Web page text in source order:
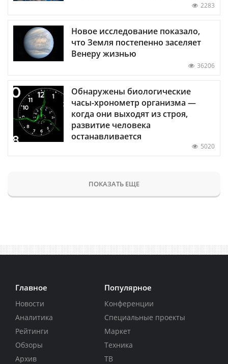
2283
Новое исследование показало,
что Земля постепенно заселяет
Венеру жизнью
36206
Обнаружены биологические
часы-хронометр организма —
когда они выходят из строя,
развитие человека
останавливается
5020
ПОКАЗАТЬ ЕЩЕ
Главное
Новости
Аналитика
Рейтинги
Обзоры
Архив
Популярное
Конференции
Специальные проекты
Маркет
Техника
ТВ